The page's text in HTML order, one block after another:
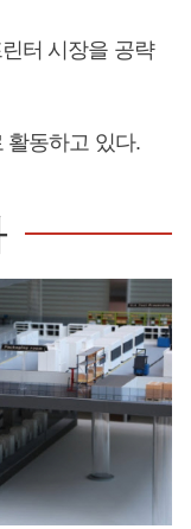
터 시장을 공략
활동하고 있다.